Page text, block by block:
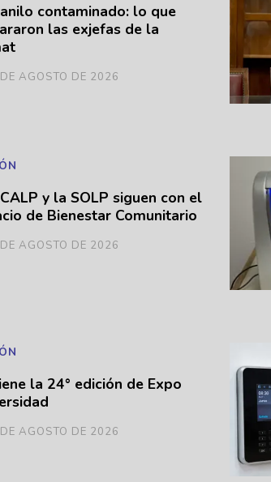
contaminado: lo que
las exjefas de la
AGOSTO DE 2026
y la SOLP siguen con el
de Bienestar Comunitario
AGOSTO DE 2026
la 24° edición de Expo
AGOSTO DE 2026